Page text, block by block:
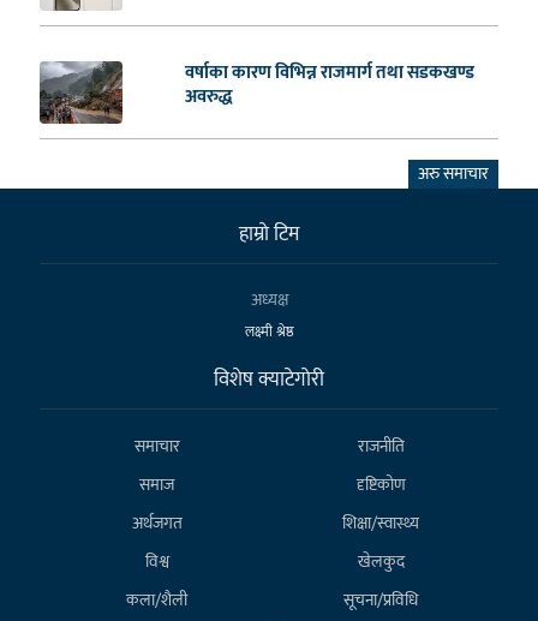
वर्षाका कारण विभिन्न राजमार्ग तथा सडकखण्ड
अवरुद्ध
अरु समाचार
हाम्राे टिम
अध्यक्ष
लक्ष्मी श्रेष्ठ
विशेष क्याटेगाेरी
समाचार
राजनीति
समाज
दृष्टिकोण
अर्थजगत
शिक्षा/स्वास्थ्य
विश्व
खेलकुद
कला/शैली
सूचना/प्रविधि